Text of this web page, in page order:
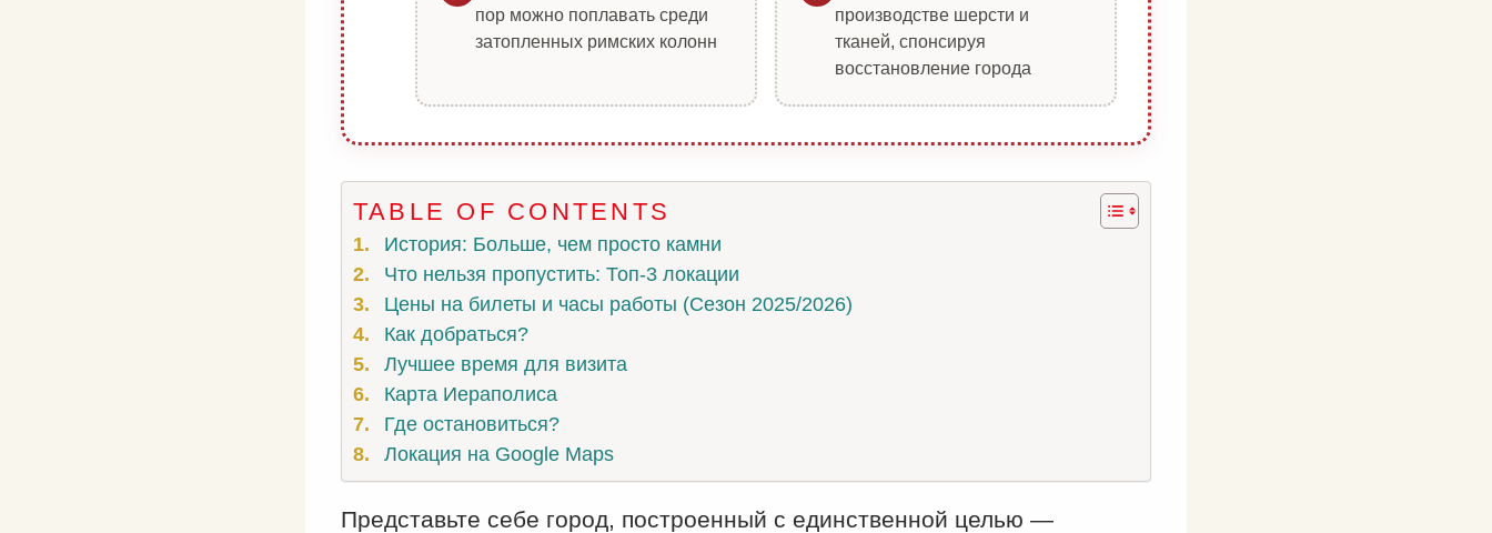
пор можно поплавать среди
затопленных римских колонн
производстве шерсти и
тканей, спонсируя
восстановление города
TABLE OF CONTENTS
История: Больше, чем просто камни
Что нельзя пропустить: Топ-3 локации
Цены на билеты и часы работы (Сезон 2025/2026)
Как добраться?
Лучшее время для визита
Карта Иераполиса
Где остановиться?
Локация на Google Maps
Представьте себе город, построенный с единственной целью —